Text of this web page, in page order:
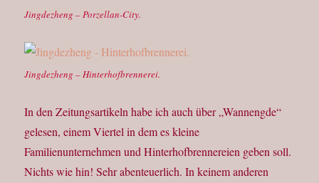
Jingdezheng – Porzellan-City.
Jingdezheng – Hinterhofbrennerei.
In den Zeitungsartikeln habe ich auch über „Wannengde“
gelesen, einem Viertel in dem es kleine
Familienunternehmen und Hinterhofbrennereien geben soll.
Nichts wie hin! Sehr abenteuerlich. In keinem anderen